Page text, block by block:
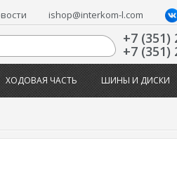
ishop@interkom-l.com
+7 (351)
+7 (351)
ХОДОВАЯ ЧАСТЬ ШИНЫ И ДИСКИ